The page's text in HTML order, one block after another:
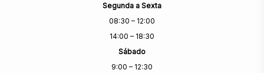
Segunda a Sexta
08:30 – 12:00
14:00 – 18:30
Sábado
9:00 – 12:30